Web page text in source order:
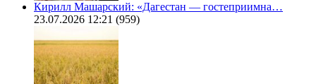
Кирилл Машарский: «Дагестан — гостеприимна…
23.07.2026 12:21 (959)